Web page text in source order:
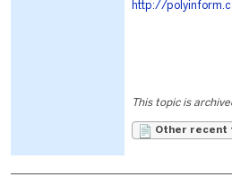
http://
This topic is
Other recent